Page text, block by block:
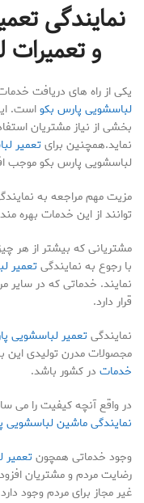
نمایندگی
و
یکی از راه های دریافت
لباسشویی پارس بکواست.
بخشی از نیاز مشتریان
نماید.همچنین برایتعمیر
لباسشویی پارس بکو موجب
مزیت مهم مراجعه به
توانند از این خدمات بهره
مشتریانی که بیشتر از هر
با رجوع به نمایندگیتعمیر
نمایند. خدماتی که در سایر
قرار دارد.
نمایندگیتعمیر لباسشویی
مجصولات مدرن تولیدی این
خدمات در کشور باشد.
در واقع آنچه کیفیت را می
نمایندگی ماشین لباسشویی
وجود خدماتی همچونتعمیر
رضایت مردم و مشتریان
غیر مجاز برای مردم وجود